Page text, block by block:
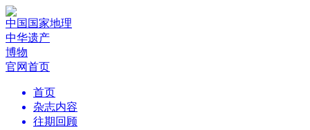
中国国家地理
中华遗产
博物
官网首页
首页
杂志内容
往期回顾